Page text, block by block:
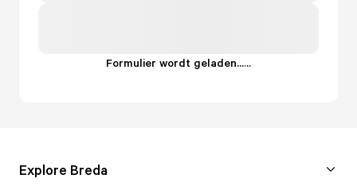
Formulier wordt geladen......
Explore Breda